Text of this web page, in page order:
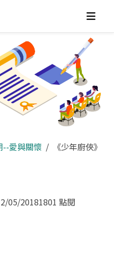
--愛與關懷 《少年廚俠》
05/20181801 點閱